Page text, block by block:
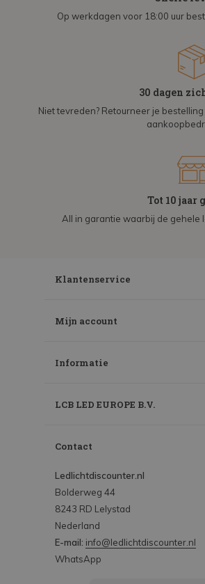
Op werkdagen voor 18:00 uur
30 dagen
Niet tevreden? Retourneer je
Tot 10 jaar
All in garantie waarbij de gehele
Klantenservice
Mijn account
Informatie
LCB LED EUROPE B.V.
Contact
Ledlichtdiscounter.nl
Bolderweg 44
8243 RD Lelystad
Nederland
E-mail: info@ledlichtdiscounter.nl
WhatsApp